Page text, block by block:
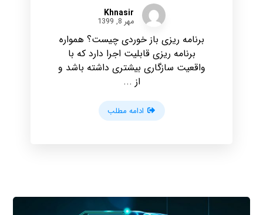
Khnasir
مهر 8, 1399
برنامه ریزی باز خوردی چیست؟ همواره
برنامه ریزی قابلیت اجرا دارد که با
واقعیت سازگاری بیشتری داشته باشد و
از ...
ادامه مطلب